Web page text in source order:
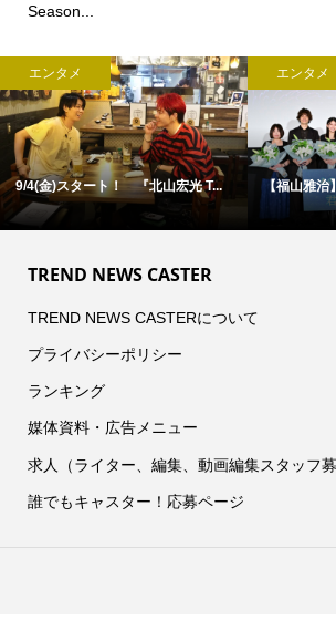
Season...
エンタメ
9/4(金)スタート！ 『北山宏光 T...
エンタメ
【福山雅
TREND NEWS CASTER
TREND NEWS CASTERについて
プライバシーポリシー
ランキング
媒体資料・広告メニュー
求人（ライター、編集、動画編集スタッフ募
誰でもキャスター！応募ページ